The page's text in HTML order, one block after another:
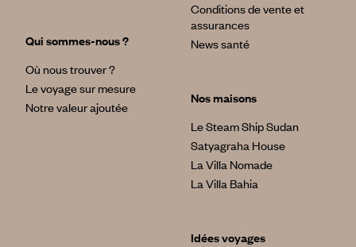
Qui sommes-nous ?
Où nous trouver ?
Le voyage sur mesure
Notre valeur ajoutée
Conditions de vente et
assurances
News santé
Nos maisons
Le Steam Ship Sudan
Satyagraha House
La Villa Nomade
La Villa Bahia
Idées voyages